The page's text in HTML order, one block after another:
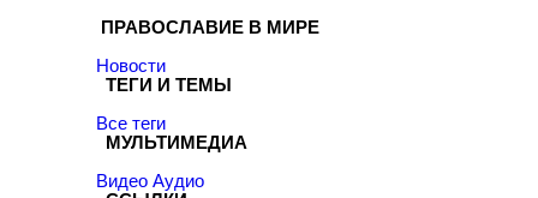
ПРАВОСЛАВИЕ В МИРЕ
Новости
ТЕГИ И ТЕМЫ
Все теги
МУЛЬТИМЕДИА
Видео Аудио